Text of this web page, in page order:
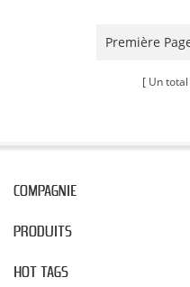
Première
Un total
COMPAGNIE
PRODUITS
HOT TAGS